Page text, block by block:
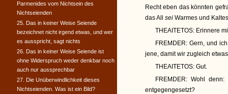
Recht eben das könnten
das All sei Warmes und
THEAITETOS: Erinnere
FREMDER: Gern, und
jene, damit wir zugleich
THEAITETOS: Gut.
FREMDER: Wohl denn:
entgegengesetzt?
Parmenides vom Nichtsein des
Nichtseienden
25. Das in keiner Weise Seiende
bezeichnet nicht irgend etwas, und wer
es ausspricht, sagt nichts
26. Das in keiner Weise Seiende ist
ohne Widerspruch weder denkbar noch
auch nur aussprechbar
27. Die Unüberwindlichkeit dieses
Nichtseienden. Was ist ein Bild?